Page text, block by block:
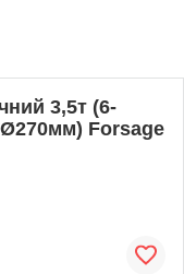
3,5т (6-
Forsage